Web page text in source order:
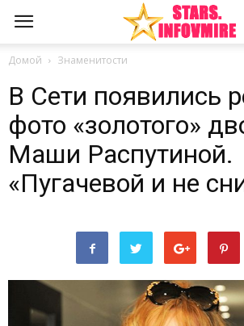
Домой Знаменитости
В Сети появились
фото «золотого»
Маши Распутиной.
«Пугачевой и не